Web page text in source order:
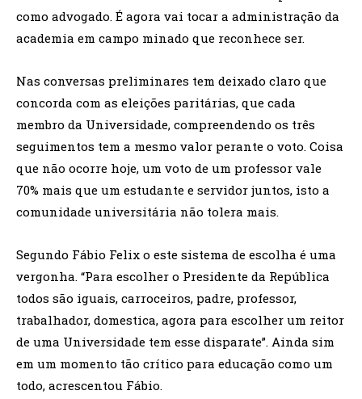
como advogado. É agora vai tocar a administração da
academia em campo minado que reconhece ser.
Nas conversas preliminares tem deixado claro que
concorda com as eleições paritárias, que cada
membro da Universidade, compreendendo os três
seguimentos tem a mesmo valor perante o voto. Coisa
que não ocorre hoje, um voto de um professor vale
70% mais que um estudante e servidor juntos, isto a
comunidade universitária não tolera mais.
Segundo Fábio Felix o este sistema de escolha é uma
vergonha. “Para escolher o Presidente da República
todos são iguais, carroceiros, padre, professor,
trabalhador, domestica, agora para escolher um reitor
de uma Universidade tem esse disparate”. Ainda sim
em um momento tão crítico para educação como um
todo, acrescentou Fábio.